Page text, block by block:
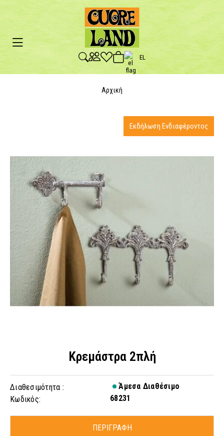
EL
Αρχική
Κρεμάστρα 2πλή
Διαθεσιμότητα :
Άμεσα Διαθέσιμο
Κωδικός:
68231
ΠΕΡΙΓΡΑΦΗ
Εκδήλωση Ενδιαφέροντος